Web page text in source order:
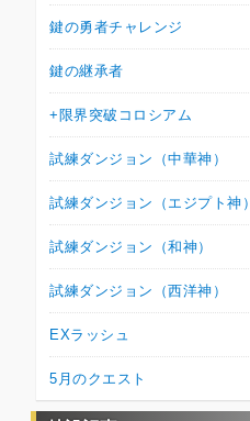
鍵の勇者チャレンジ
鍵の継承者
+限界突破コロシアム
試練ダンジョン（中華神）
試練ダンジョン（エジプト神）
試練ダンジョン（和神）
試練ダンジョン（西洋神）
EXラッシュ
5月のクエスト